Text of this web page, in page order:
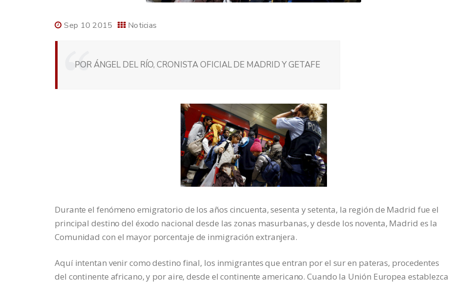
Sep 10 2015 Noticias
POR ÁNGEL DEL RÍO, CRONISTA OFICIAL DE MADRID Y GETAFE
Durante el fenómeno emigratorio de los años cincuenta, sesenta y setenta, la región de Madrid fue el
principal destino del éxodo nacional desde las zonas masurbanas, y desde los noventa, Madrid es la
Comunidad con el mayor porcentaje de inmigración extranjera.
Aquí intentan venir como destino final, los inmigrantes que entran por el sur en pateras, procedentes
del continente africano, y por aire, desde el continente americano. Cuando la Unión Europea establezca